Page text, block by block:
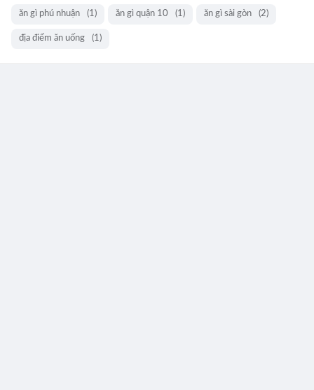
ăn gì phú nhuận (1) ăn gì quận 10 (1) ăn gì sài gòn (2)
địa điểm ăn uống (1)